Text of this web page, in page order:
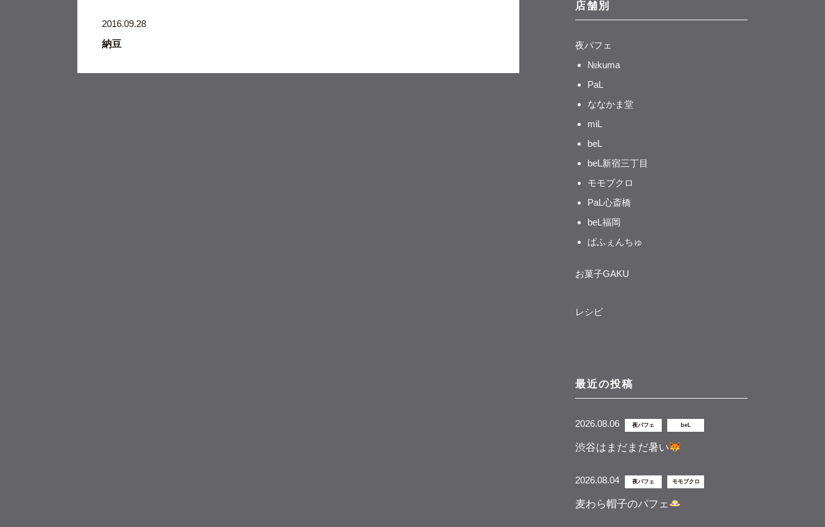
2016.09.28
納豆
店舗別
夜パフェ
№kuma
PaL
ななかま堂
miL
beL
beL新宿三丁目
モモブクロ
PaL心斎橋
beL福岡
ぱふぇんちゅ
お菓子GAKU
レシピ
最近の投稿
2026.08.06 夜パフェ beL
渋谷はまだまだ暑い
2026.08.04 夜パフェ モモブクロ
麦わら帽子のパフェ